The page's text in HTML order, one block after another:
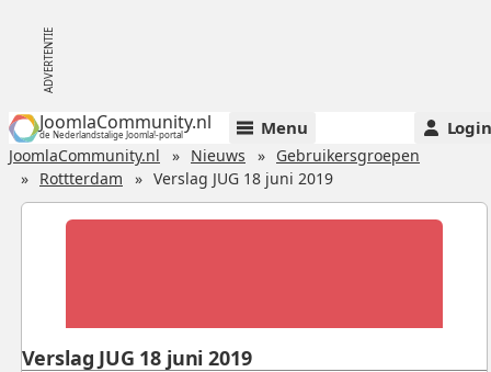
JoomlaCommunity.nl
de Nederlandstalige Joomla!-portal Menu Login
JoomlaCommunity.nl Nieuws
Gebruikersgroepen
Rottterdam
Verslag JUG 18 juni 2019
Verslag JUG 18 juni 2019